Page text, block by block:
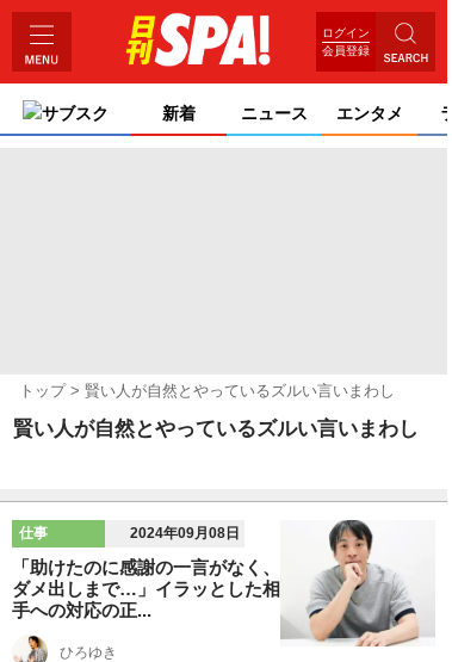
ログイン
会員登録
サブスク 新着 ニュース エンタメ
トップ 賢い人が自然とやっているズルい言いまわし
賢い人が自然とやっているズルい言いまわし
仕事 2024年09月08日
「助けたのに感謝の一言がなく、
ダメ出しまで…」イラッとした相
手への対応の正...
ひろゆき